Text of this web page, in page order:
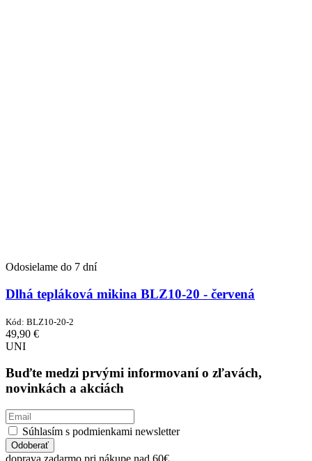
Odosielame do 7 dní
Dlhá tepláková mikina BLZ10-20 - červená
Kód: BLZ10-20-2
49,90 €
UNI
Buďte medzi prvými informovaní o zľavách,
novinkách a akciách
Súhlasím s podmienkami newsletter
Odoberať